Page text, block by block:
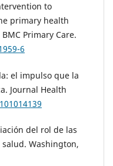
to
primary health
Primary Care.
6
el impulso que la
Journal Health
del rol de las
Washington,